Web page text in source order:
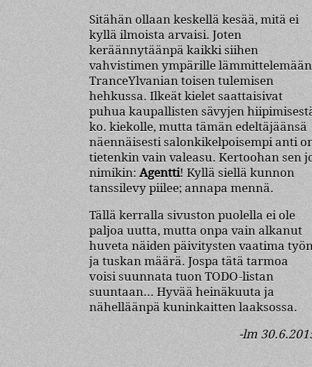
Sitähän ollaan keskellä kesää, mitä ei
kyllä ilmoista arvaisi. Joten
keräännytäänpä kaikki siihen
vahvistimen ympärille lämmittelemään
TranceYlvanian toisen tulemisen
hehkussa. Ilkeät kielet saattaisivat
puhua kaupallisten sävyjen
ko. kiekolle, mutta tämän edeltäjäänsä
näennäisesti salonkikelpoisempi anti
tietenkin vain valeasu. Kertoohan sen
nimikin: Agentti! Kyllä siellä kunnon
tanssilevy piilee; annapa mennä.
Tällä kerralla sivuston puolella ei ole
paljoa uutta, mutta onpa vain alkanut
huveta näiden päivitysten vaatima
ja tuskan määrä. Jospa tätä tarmoa
voisi suunnata tuon TODO-listan
suuntaan... Hyvää heinäkuuta ja
nähelläänpä kuninkaitten laaksossa.
-lm